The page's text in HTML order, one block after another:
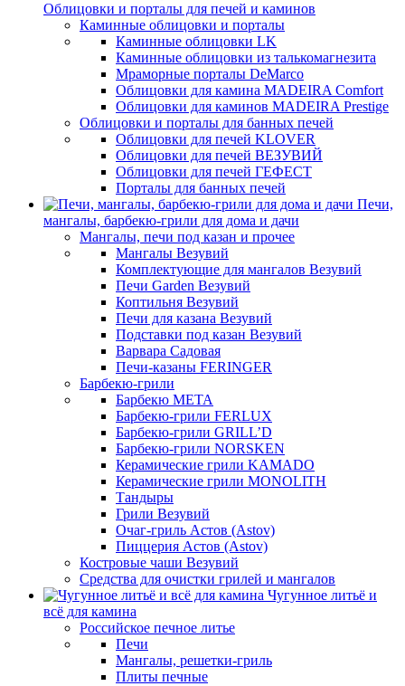
Облицовки и порталы для печей и каминов
Каминные облицовки и порталы
Каминные облицовки LK
Каминные облицовки из талькомагнезита
Мраморные порталы DeMarco
Облицовки для камина MADEIRA Comfort
Облицовки для каминов MADEIRA Prestige
Облицовки и порталы для банных печей
Облицовки для печей KLOVER
Облицовки для печей ВЕЗУВИЙ
Облицовки для печей ГЕФЕСТ
Порталы для банных печей
Печи,
мангалы, барбекю-грили для дома и дачи
Мангалы, печи под казан и прочее
Мангалы Везувий
Комплектующие для мангалов Везувий
Печи Garden Везувий
Коптильня Везувий
Печи для казана Везувий
Подставки под казан Везувий
Варвара Садовая
Печи-казаны FERINGER
Барбекю-грили
Барбекю МЕТА
Барбекю-грили FERLUX
Барбекю-грили GRILL’D
Барбекю-грили NORSKEN
Керамические грили KAMADO
Керамические грили MONOLITH
Тандыры
Грили Везувий
Очаг-гриль Астов (Astov)
Пиццерия Астов (Astov)
Костровые чаши Везувий
Средства для очистки грилей и мангалов
Чугунное литьё и
всё для камина
Российское печное литье
Печи
Мангалы, решетки-гриль
Плиты печные